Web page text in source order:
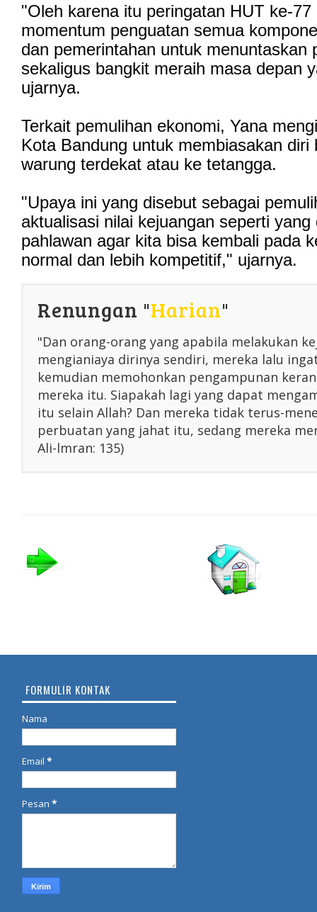
"Oleh karena itu peringatan HUT ke-
momentum penguatan semua
dan pemerintahan untuk menuntaskan
sekaligus bangkit meraih masa depan
ujarnya.
Terkait pemulihan ekonomi, Yana
Kota Bandung untuk membiasakan diri
warung terdekat atau ke tetangga.
"Upaya ini yang disebut sebagai
aktualisasi nilai kejuangan seperti
pahlawan agar kita bisa kembali pada
normal dan lebih kompetitif," ujarnya.
Renungan "Harian"
"Dan orang-orang yang apabila melakukan
mengianiaya dirinya sendiri, mereka lalu
kemudian memohonkan pengampunan
mereka itu. Siapakah lagi yang dapat
itu selain Allah? Dan mereka tidak terus-
perbuatan yang jahat itu, sedang mereka
Ali-lmran: 135)
FORMULIR KONTAK
Nama
Email *
Pesan *